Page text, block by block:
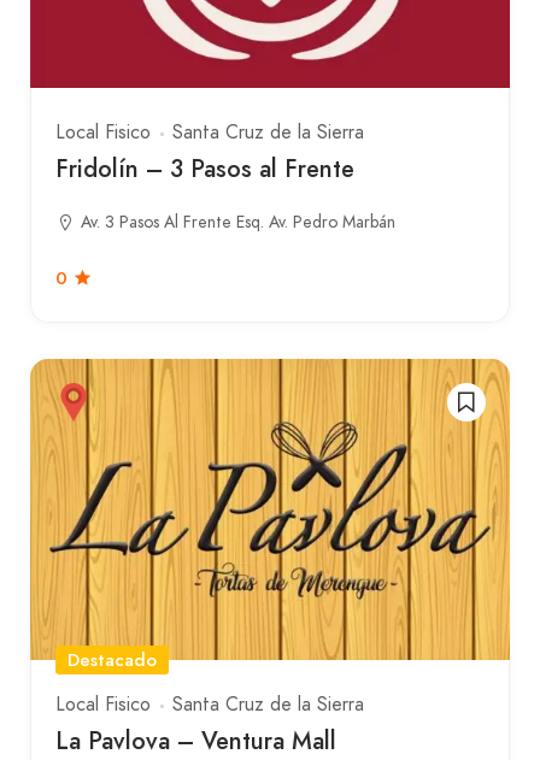
Local Fisico Santa Cruz de la Sierra
Fridolín – 3 Pasos al Frente
Av. 3 Pasos Al Frente Esq. Av. Pedro Marbán
0
Destacado
Local Fisico
Santa Cruz de la Sierra
La Pavlova – Ventura Mall